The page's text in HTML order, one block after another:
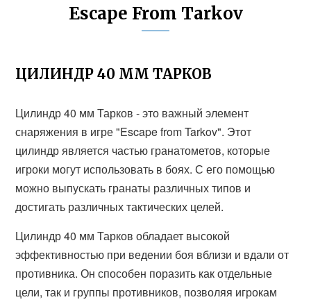
Escape From Tarkov
ЦИЛИНДР 40 ММ ТАРКОВ
Цилиндр 40 мм Тарков - это важный элемент
снаряжения в игре "Escape from Tarkov". Этот
цилиндр является частью гранатометов, которые
игроки могут использовать в боях. С его помощью
можно выпускать гранаты различных типов и
достигать различных тактических целей.
Цилиндр 40 мм Тарков обладает высокой
эффективностью при ведении боя вблизи и вдали от
противника. Он способен поразить как отдельные
цели, так и группы противников, позволяя игрокам